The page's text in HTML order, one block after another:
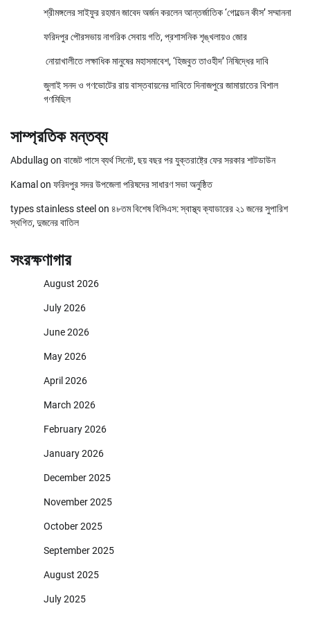
শ্রীমঙ্গলের সাইফুর রহমান জাবেদ অর্জন করলেন আন্তর্জাতিক ‘গোল্ডেন কীস’ সম্মাননা
ফরিদপুর পৌরসভায় নাগরিক সেবায় গতি, প্রশাসনিক শৃঙ্খলায়ও জোর
নোয়াখালীতে লক্ষাধিক মানুষের মহাসমাবেশ, ‘হিজবুত তাওহীদ’ নিষিদ্ধের দাবি
জুলাই সনদ ও গণভোটের রায় বাস্তবায়নের দাবিতে দিনাজপুরে জামায়াতের বিশাল
গণমিছিল
সাম্প্রতিক মন্তব্য
Abdullag on বাজেট পাসে ব্যর্থ সিনেট, ছয় বছর পর যুক্তরাষ্ট্রে ফের সরকার শাটডাউন
Kamal on ফরিদপুর সদর উপজেলা পরিষদের সাধারণ সভা অনুষ্ঠিত
types stainless steel on ৪৮তম বিশেষ বিসিএস: স্বাস্থ্য ক্যাডারের ২১ জনের সুপারিশ
স্থগিত, দুজনের বাতিল
সংরক্ষণাগার
August 2026
July 2026
June 2026
May 2026
April 2026
March 2026
February 2026
January 2026
December 2025
November 2025
October 2025
September 2025
August 2025
July 2025